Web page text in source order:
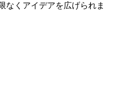
なくアイデアを広げられま